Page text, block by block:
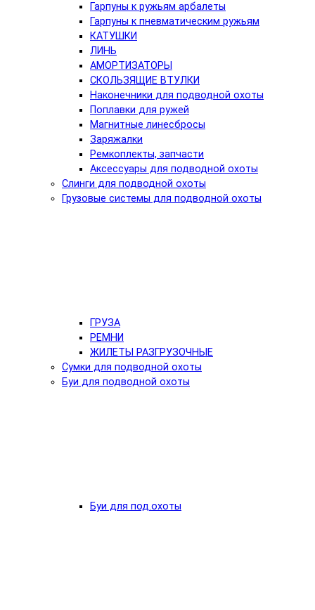
Гарпуны к ружьям арбалеты
Гарпуны к пневматическим ружьям
КАТУШКИ
ЛИНЬ
АМОРТИЗАТОРЫ
СКОЛЬЗЯЩИЕ ВТУЛКИ
Наконечники для подводной охоты
Поплавки для ружей
Магнитные линесбросы
Заряжалки
Ремкоплекты, запчасти
Аксессуары для подводной охоты
Слинги для подводной охоты
Грузовые системы для подводной охоты
ГРУЗА
РЕМНИ
ЖИЛЕТЫ РАЗГРУЗОЧНЫЕ
Сумки для подводной охоты
Буи для подводной охоты
Буи для под.охоты